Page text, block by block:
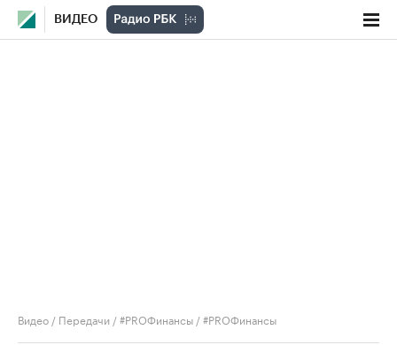
ВИДЕО
Видео / Передачи /#PROФинансы /#PROФинансы